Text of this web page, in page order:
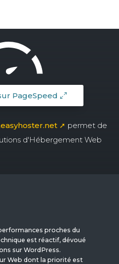
PageSpeed
➚ permet de
d'Hébergement Web
proches du
est réactif, dévoué
sur WordPress.
Web dont la priorité est